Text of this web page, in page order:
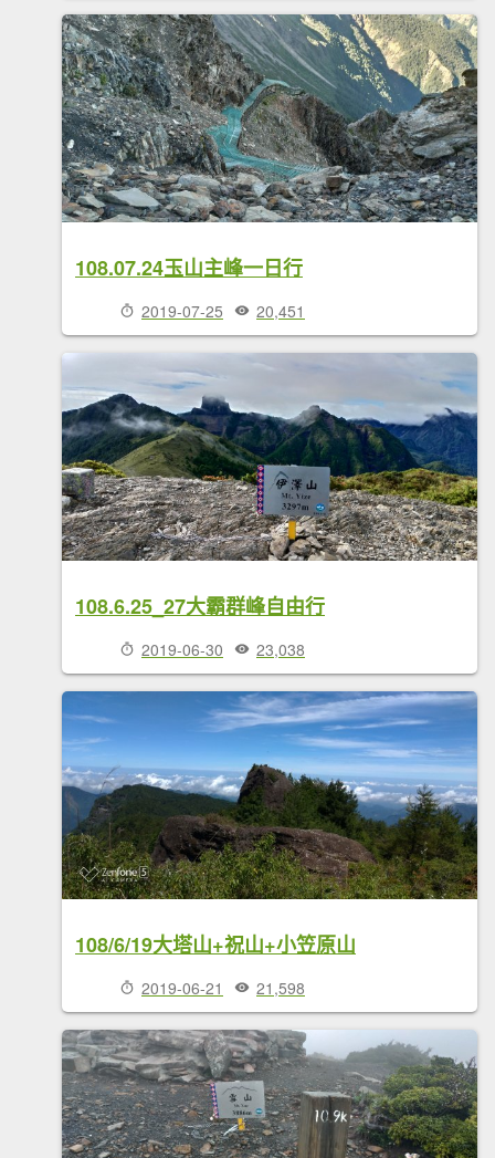
108.07.24玉山主峰一日行
2019-07-25 20,451
108.6.25_27大霸群峰自由行
2019-06-30 23,038
108/6/19大塔山+祝山+小笠原山
2019-06-21 21,598